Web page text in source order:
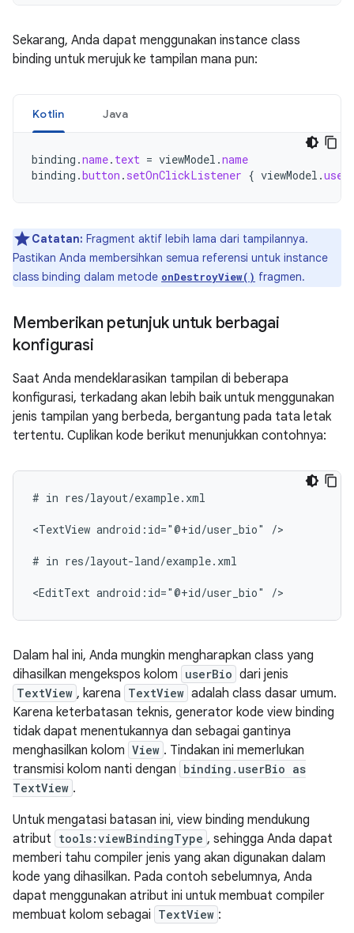
Sekarang, Anda dapat menggunakan instance class
binding untuk merujuk ke tampilan mana pun:
Kotlin Java
binding .name. text = viewModel .name
binding .button . setOnClickListener { viewModel .
Catatan: Fragment aktif lebih lama dari tampilannya.
Pastikan Anda membersihkan semua referensi untuk instance
class binding dalam metode onDestroyView() fragmen.
Memberikan petunjuk untuk berbagai
konfigurasi
Saat Anda mendeklarasikan tampilan di beberapa
konfigurasi, terkadang akan lebih baik untuk menggunakan
jenis tampilan yang berbeda, bergantung pada tata letak
tertentu. Cuplikan kode berikut menunjukkan contohnya:
# in res/layout/example.xml
<TextView android:id="@+id/user_bio" />
# in res/layout-land/example.xml
<EditText android:id="@+id/user_bio"
Dalam hal ini, Anda mungkin mengharapkan class yang
dihasilkan mengekspos kolom userBio dari jenis
TextView , karena TextView adalah class dasar umum.
Karena keterbatasan teknis, generator kode view binding
tidak dapat menentukannya dan sebagai gantinya
menghasilkan kolom View . Tindakan ini memerlukan
transmisi kolom nanti dengan binding.userBio as
TextView .
Untuk mengatasi batasan ini, view binding mendukung
atribut tools:viewBindingType , sehingga Anda dapat
memberi tahu compiler jenis yang akan digunakan dalam
kode yang dihasilkan. Pada contoh sebelumnya, Anda
dapat menggunakan atribut ini untuk membuat compiler
membuat kolom sebagai TextView :